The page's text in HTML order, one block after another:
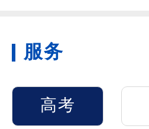
服务
高考